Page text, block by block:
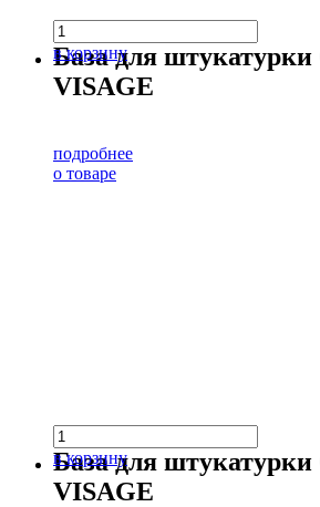
в корзину
База для штукатурки
VISAGE
подробнее
о товаре
в корзину
База для штукатурки
VISAGE